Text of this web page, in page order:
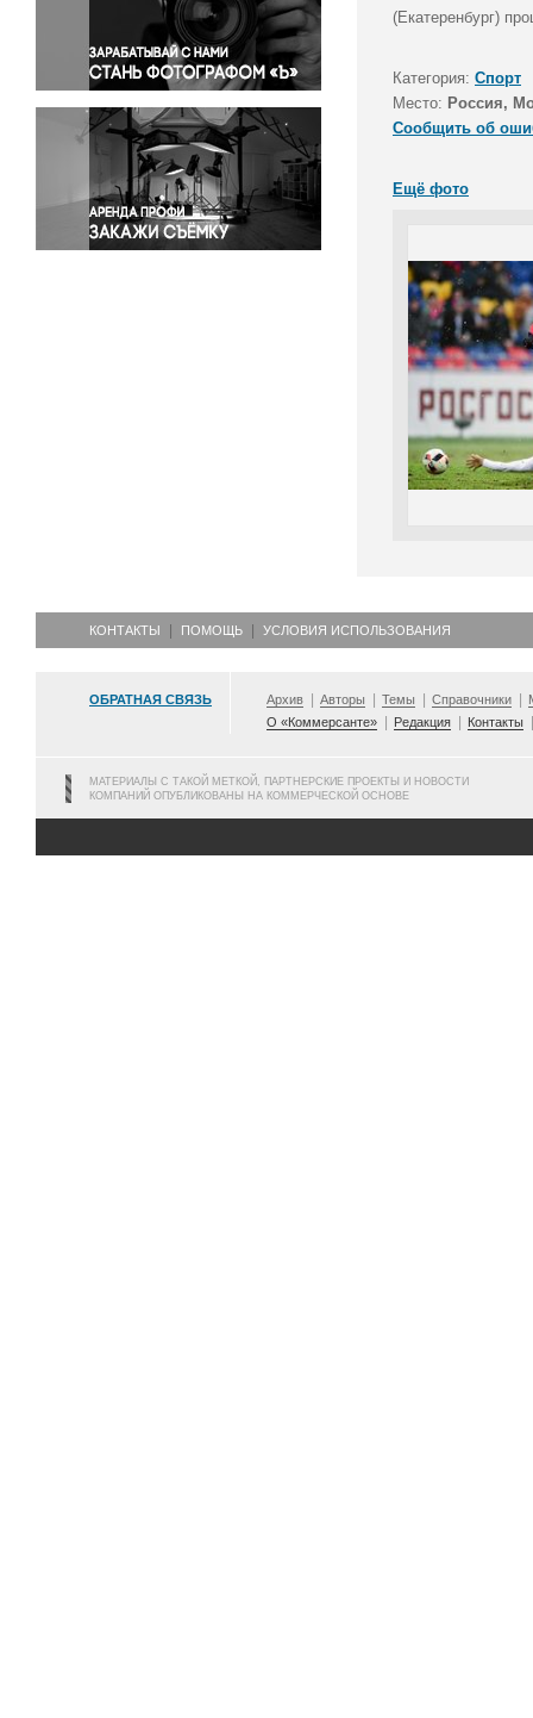
Правосудие
Происшествия и конфликты
Религия
Светская жизнь
Спорт
Экология
Экономика и бизнес
(Екатеренбург)
Категория: Спорт
Место: Россия,
Сообщить об
Ещё фото
КОНТАКТЫ ПОМОЩЬ УСЛОВИЯ ИСПОЛЬЗОВАНИЯ
ОБРАТНАЯ СВЯЗЬ Архив Авторы Темы Справочники
О «Коммерсанте»
Редакция Контакты
МАТЕРИАЛЫ С ТАКОЙ МЕТКОЙ, ПАРТНЕРСКИЕ ПРОЕКТЫ И НОВОСТИ
КОМПАНИЙ ОПУБЛИКОВАНЫ НА КОММЕРЧЕСКОЙ ОСНОВЕ